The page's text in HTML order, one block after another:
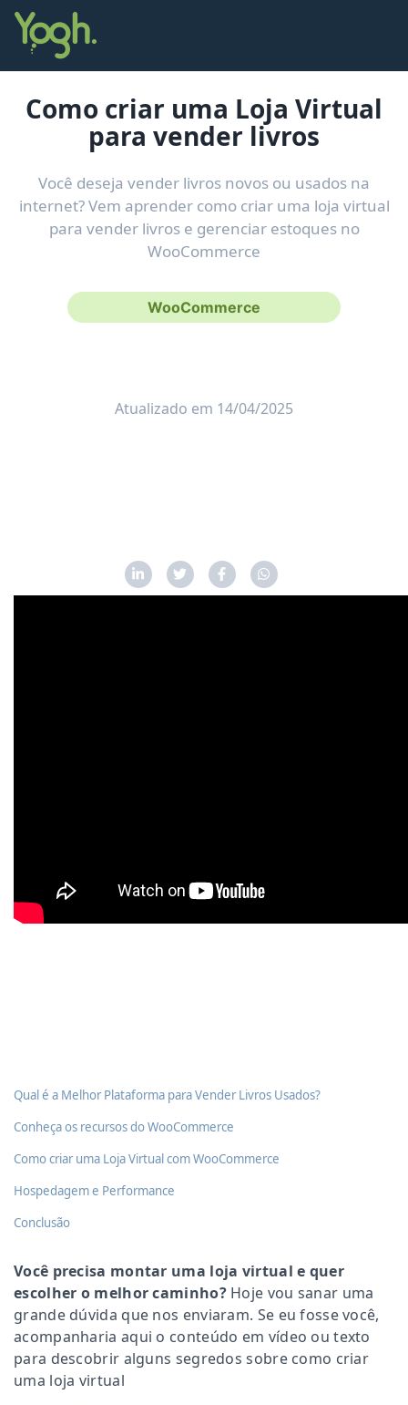
Como criar uma Loja Virtual
para vender livros
Você deseja vender livros novos ou usados na
internet? Vem aprender como criar uma loja virtual
para vender livros e gerenciar estoques no
WooCommerce
WooCommerce
Atualizado em 14/04/2025
Você precisa montar uma loja virtual e quer
escolher o melhor caminho?Hoje vou sanar uma
grande dúvida que nos enviaram. Se eu fosse você,
acompanharia aqui o conteúdo em vídeo ou texto
para descobrir alguns segredos sobre como criar
uma loja virtual
Qual é a Melhor Plataforma para Vender Livros Usados?
Conheça os recursos do WooCommerce
Como criar uma Loja Virtual com WooCommerce
Hospedagem e Performance
Conclusão